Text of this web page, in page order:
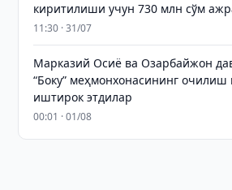
киритилиши учун 730 млн сўм
11:30 · 31/07
Марказий Осиё ва Озарбайжон
“Боку” меҳмонхонасининг
иштирок этдилар
00:01 · 01/08